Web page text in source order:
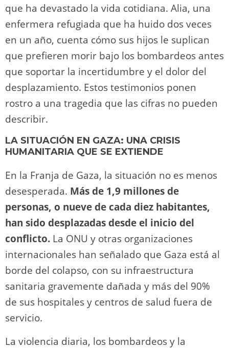
que ha devastado la vida cotidiana. Alia, una
enfermera refugiada que ha huido dos veces
en un año, cuenta cómo sus hijos le suplican
que prefieren morir bajo los bombardeos antes
que soportar la incertidumbre y el dolor del
desplazamiento. Estos testimonios ponen
rostro a una tragedia que las cifras no pueden
describir.
LA SITUACIÓN EN GAZA: UNA CRISIS
HUMANITARIA QUE SE EXTIENDE
En la Franja de Gaza, la situación no es menos
desesperada. Más de 1,9 millones de
personas, o nueve de cada diez habitantes,
han sido desplazadas desde el inicio del
conflicto. La ONU y otras organizaciones
internacionales han señalado que Gaza está al
borde del colapso, con su infraestructura
sanitaria gravemente dañada y más del 90%
de sus hospitales y centros de salud fuera de
servicio.
La violencia diaria, los bombardeos y la